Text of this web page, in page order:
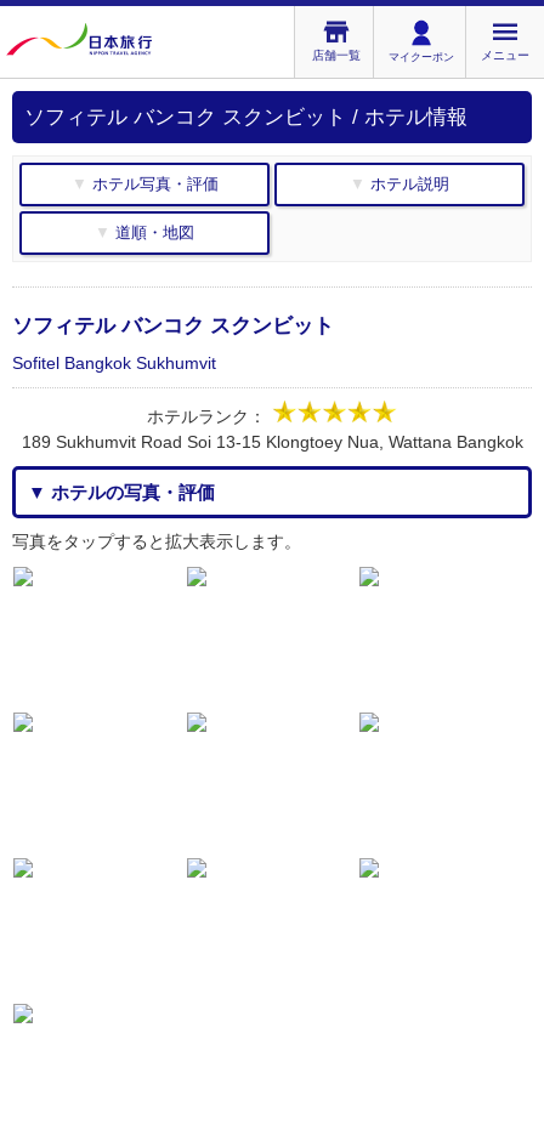
店舗一覧 マイクーポン メニュー
ソフィテル バンコク スクンビット / ホテル情報
▼ ホテル写真・評価 ▼ ホテル説明
▼ 道順・地図
ソフィテル バンコク スクンビット
Sofitel Bangkok Sukhumvit
ホテルランク：
189 Sukhumvit Road Soi 13-15 Klongtoey Nua, Wattana Bangkok
▼ ホテルの写真・評価
写真をタップすると拡大表示します。